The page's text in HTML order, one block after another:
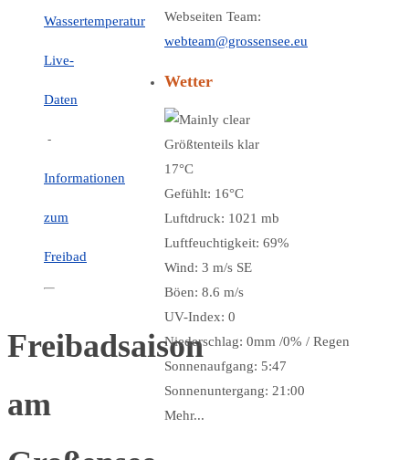
Wassertemperatur
Live-
Daten
-
Informationen
zum
Freibad
Freibadsaison
am
Webseiten Team:
webteam@grossensee.eu
Wetter
Größtenteils klar
17°C
Gefühlt: 16°C
Luftdruck: 1021 mb
Luftfeuchtigkeit: 69%
Wind: 3 m/s SE
Böen: 8.6 m/s
UV-Index: 0
Niederschlag: 0mm /0% / Regen
Sonnenaufgang: 5:47
Sonnenuntergang: 21:00
Mehr...